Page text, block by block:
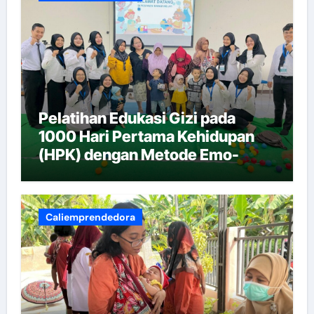
Pelatihan Edukasi Gizi pada
1000 Hari Pertama Kehidupan
(HPK) dengan Metode Emo-
Caliemprendedora